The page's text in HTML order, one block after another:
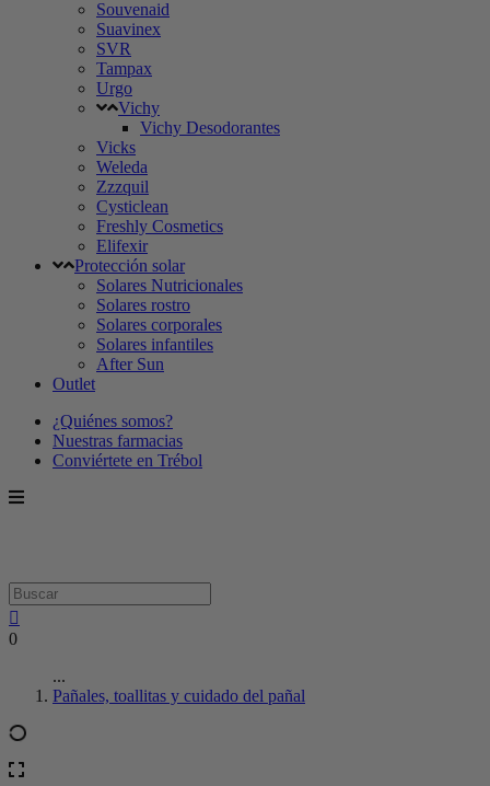
Souvenaid
Suavinex
SVR
Tampax
Urgo
Vichy
Vichy Desodorantes
Vicks
Weleda
Zzzquil
Cysticlean
Freshly Cosmetics
Elifexir
Protección solar
Solares Nutricionales
Solares rostro
Solares corporales
Solares infantiles
After Sun
Outlet
¿Quiénes somos?
Nuestras farmacias
Conviértete en Trébol
0
...
Pañales, toallitas y cuidado del pañal